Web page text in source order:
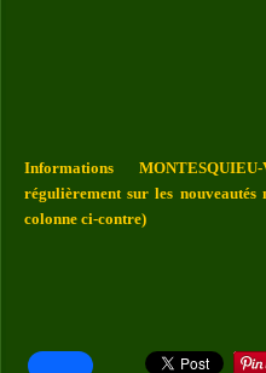
Informations
régulièrement sur les
colonne ci-contre)